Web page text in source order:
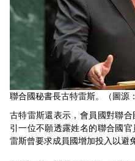
聯合國秘書長古特雷斯。（圖源
古特雷斯還表示，會員國對聯
引一位不願透露姓名的聯合國
雷斯曾要求成員國增加投入以避